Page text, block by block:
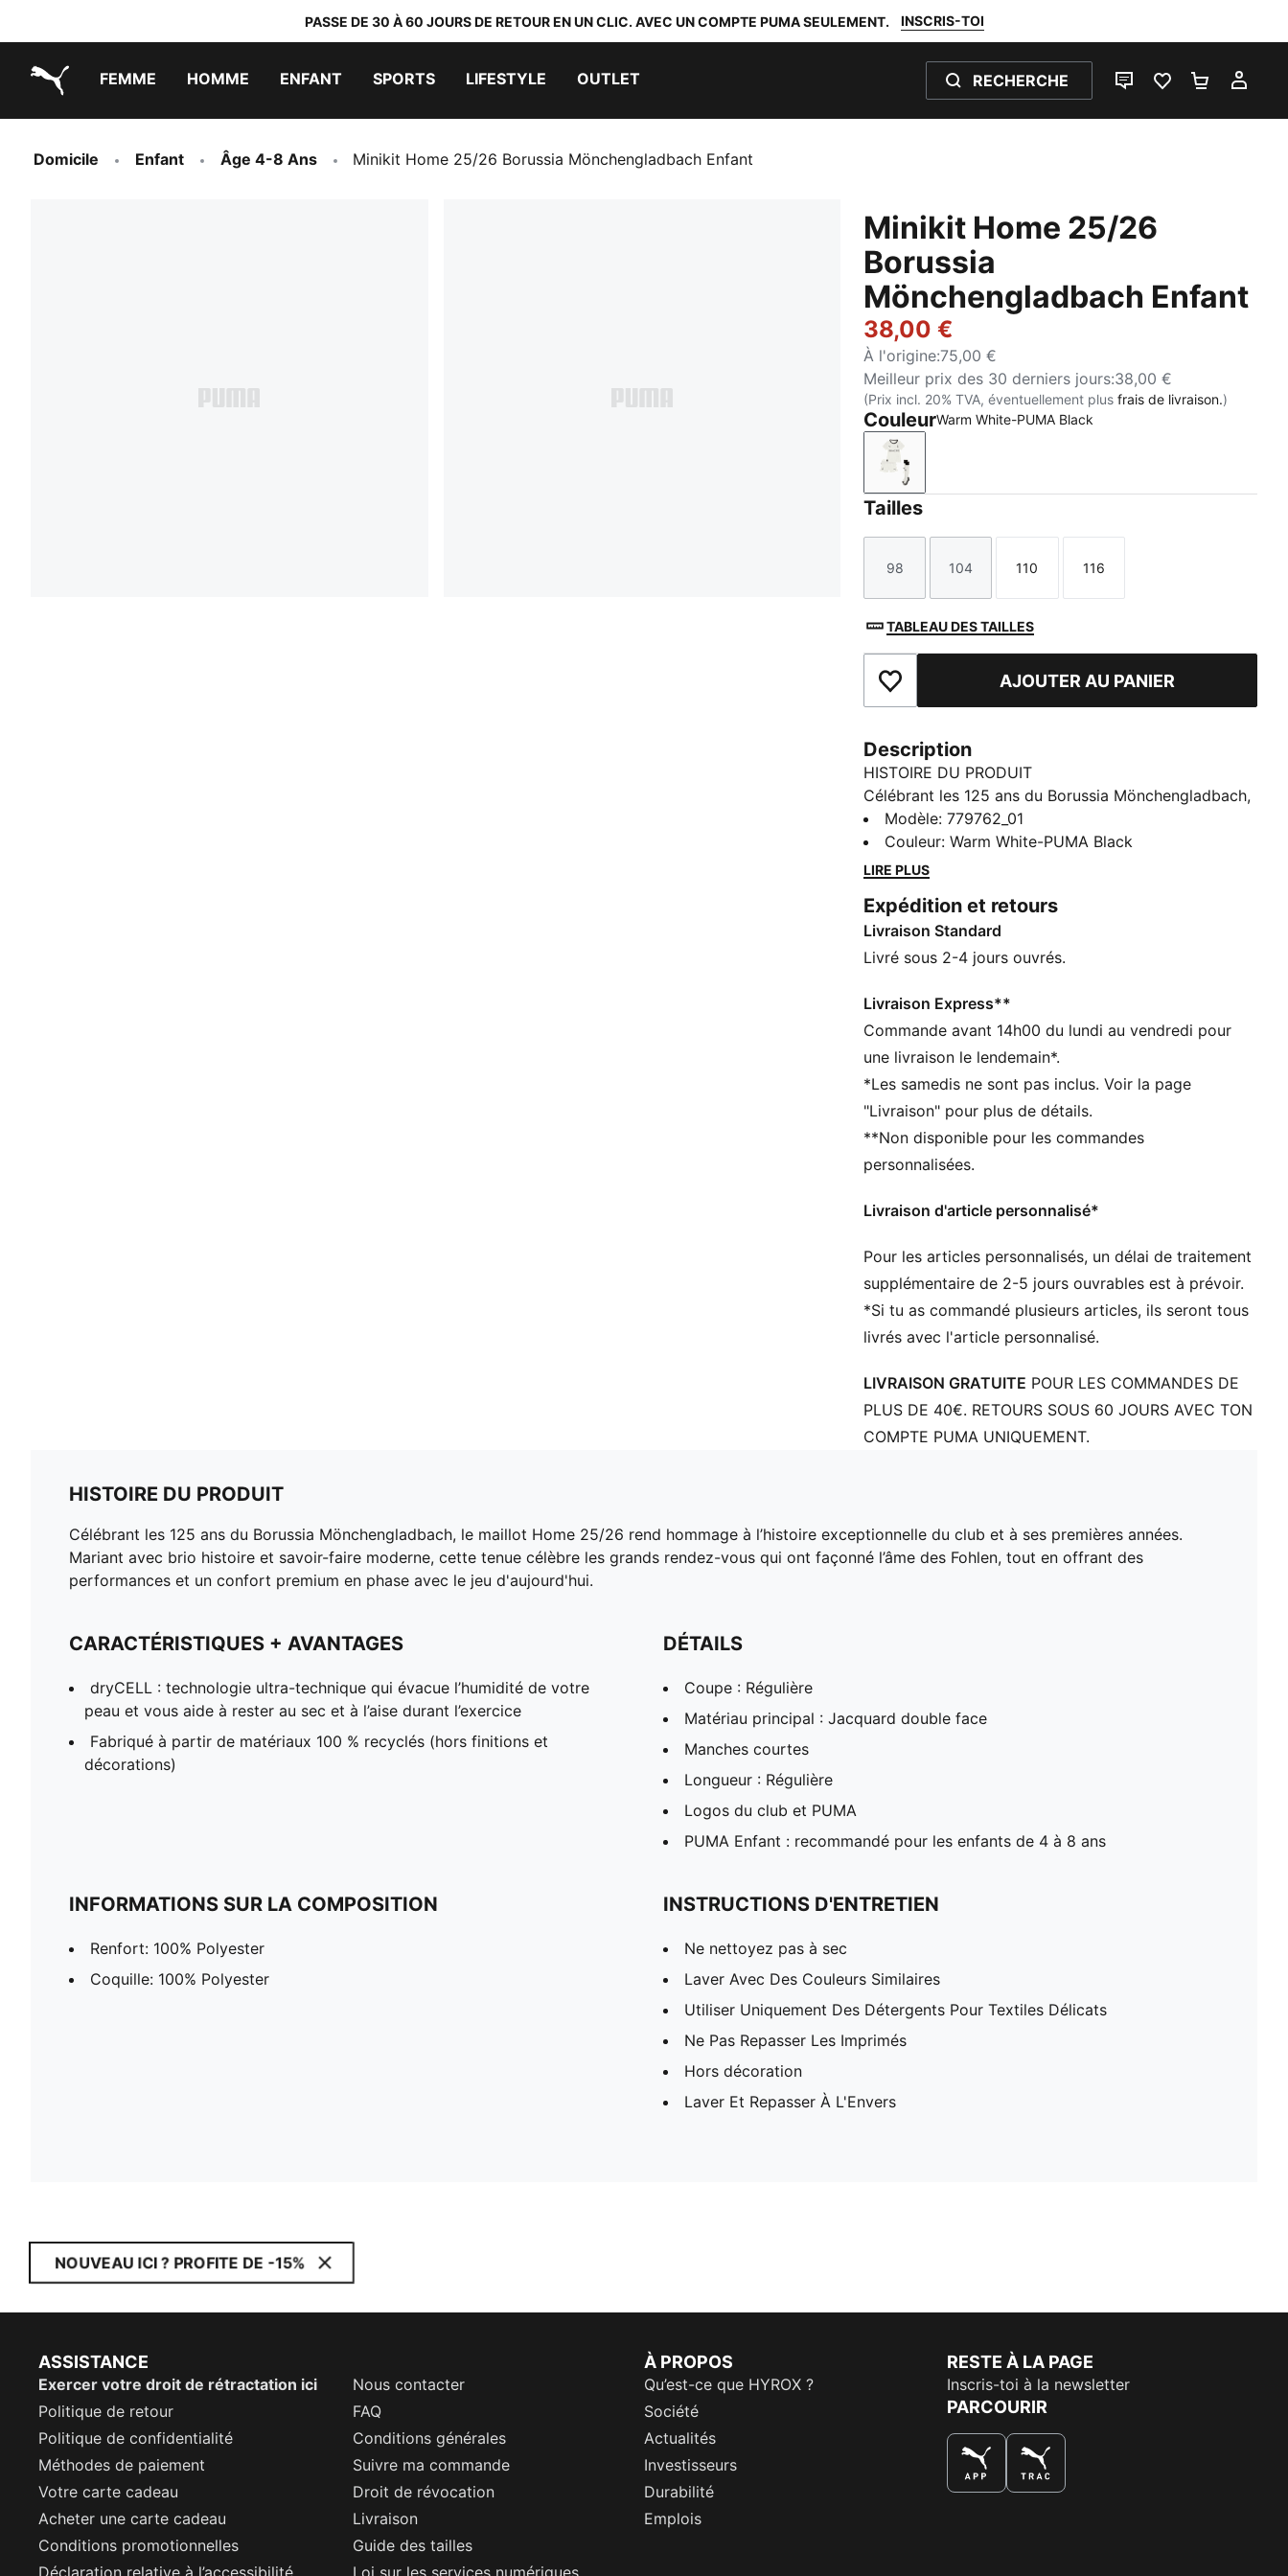
PASSE DE 30 À 60 JOURS DE RETOUR EN UN CLIC. AVEC UN COMPTE PUMA SEULEMENT. INSCRIS-TOI
FEMME HOMME ENFANT SPORTS LIFESTYLE OUTLET RECHERCHE
LIVE CHATFAVORIS 0PANIER 0
Domicile Enfant Âge 4-8 Ans Minikit Home 25/26 Borussia Mönchengladbach Enfant
Minikit Home 25/26
Borussia
Mönchengladbach Enfant
38,00 €
À l'origine:75,00 €
Meilleur prix des 30 derniers jours:38,00 €
(Prix incl. 20% TVA, éventuellement plusfrais de livraison.)
CouleurWarm White-PUMA Black
Warm White-PUMA Black
Tailles
Taille
98
Taille
104
Taille
110
Taille
116
TABLEAU DES TAILLES
Ajouter aux favorisAJOUTER AU PANIER
Description
HISTOIRE DU PRODUIT
Célébrant les 125 ans du Borussia Mönchengladbach,
le maillot Home 25/26 rend hommage à l’histoire
exceptionnelle du club et à ses premières années.
Mariant avec brio histoire et savoir-faire moderne,
façonné l’âme des Fohlen, tout en offrant des
performances et un confort premium en phase avec
le jeu d'aujourd'hui.
dryCELL : technologie ultra-technique qui évacue
l’humidité de votre peau et vous aide à rester au sec
et à l’aise durant l’exercice
finitions et décorations)
DÉTAILS
Coupe : Régulière
Matériau principal : Jacquard double face
Longueur : Régulière
PUMA Enfant : recommandé pour les enfants de
4 à 8 ans
Modèle:779762_01
Couleur:Warm White-PUMA Black
LIRE PLUS
Expédition et retours
Livraison Standard
Livré sous 2-4 jours ouvrés.
Livraison Express**
Commande avant 14h00 du lundi au vendredi pour
une livraison le lendemain*.
*Les samedis ne sont pas inclus. Voir la page
"Livraison" pour plus de détails.
**Non disponible pour les commandes
personnalisées.
Livraison d'article personnalisé*
Pour les articles personnalisés, un délai de traitement
supplémentaire de 2-5 jours ouvrables est à prévoir.
*Si tu as commandé plusieurs articles, ils seront tous
livrés avec l'article personnalisé.
LIVRAISON GRATUITE POUR LES COMMANDES DE
PLUS DE 40€. RETOURS SOUS 60 JOURS AVEC TON
COMPTE PUMA UNIQUEMENT.
HISTOIRE DU PRODUIT
Célébrant les 125 ans du Borussia Mönchengladbach, le maillot Home 25/26 rend hommage à l’histoire exceptionnelle du club et à ses premières années.
Mariant avec brio histoire et savoir-faire moderne, cette tenue célèbre les grands rendez-vous qui ont façonné l’âme des Fohlen, tout en offrant des
performances et un confort premium en phase avec le jeu d'aujourd'hui.
CARACTÉRISTIQUES + AVANTAGES
dryCELL : technologie ultra-technique qui évacue l’humidité de votre
peau et vous aide à rester au sec et à l’aise durant l’exercice
Fabriqué à partir de matériaux 100 % recyclés (hors finitions et
décorations)
DÉTAILS
Coupe : Régulière
Matériau principal : Jacquard double face
Manches courtes
Longueur : Régulière
Logos du club et PUMA
PUMA Enfant : recommandé pour les enfants de 4 à 8 ans
INFORMATIONS SUR LA COMPOSITION
Renfort: 100% Polyester
Coquille: 100% Polyester
INSTRUCTIONS D'ENTRETIEN
Ne nettoyez pas à sec
Laver Avec Des Couleurs Similaires
Utiliser Uniquement Des Détergents Pour Textiles Délicats
Ne Pas Repasser Les Imprimés
Hors décoration
Laver Et Repasser À L'Envers
NOUVEAU ICI ? PROFITE DE -15%
ASSISTANCE
Exercer votre droit de rétractation ici
Nous contacter
Politique de retour
FAQ
Politique de confidentialité
Conditions générales
Méthodes de paiement
Suivre ma commande
Votre carte cadeau
Droit de révocation
Acheter une carte cadeau
Livraison
Conditions promotionnelles
Guide des tailles
À PROPOS
Qu’est-ce que HYROX ?
Société
Actualités
Investisseurs
Durabilité
Emplois
RESTE À LA PAGE
Inscris-toi à la newsletter
PARCOURIR